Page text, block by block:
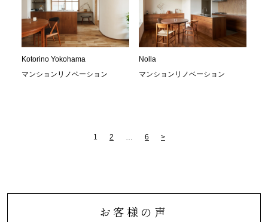
Kotorino Yokohama
マンションリノベーション
Nolla
マンションリノベーション
1 2 … 6 >
お客様の声